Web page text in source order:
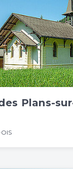
Plans-